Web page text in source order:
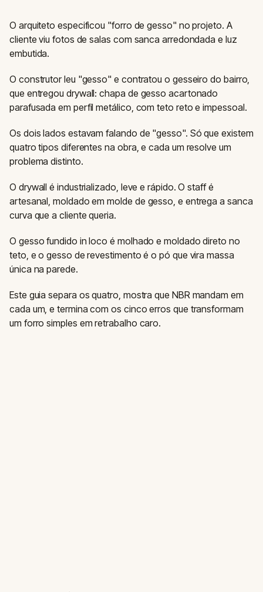
O arquiteto especificou "forro de gesso" no projeto. A
cliente viu fotos de salas com sanca arredondada e luz
embutida.
O construtor leu "gesso" e contratou o gesseiro do bairro,
que entregou drywall: chapa de gesso acartonado
parafusada em perfil metálico, com teto reto e impessoal.
Os dois lados estavam falando de "gesso". Só que existem
quatro tipos diferentes na obra, e cada um resolve um
problema distinto.
O drywall é industrializado, leve e rápido. O staff é
artesanal, moldado em molde de gesso, e entrega a sanca
curva que a cliente queria.
O gesso fundido in loco é molhado e moldado direto no
teto, e o gesso de revestimento é o pó que vira massa
única na parede.
Este guia separa os quatro, mostra que NBR mandam em
cada um, e termina com os cinco erros que transformam
um forro simples em retrabalho caro.